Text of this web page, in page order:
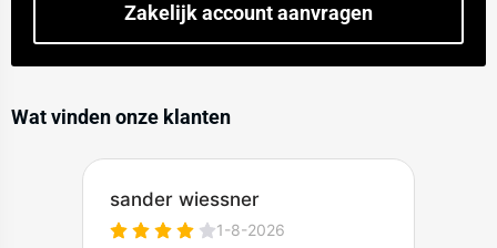
Zakelijk account aanvragen
Wat vinden onze klanten